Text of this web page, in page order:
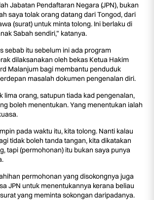
Jabatan Pendaftaran Negara (JPN), bukan
saya tolak orang datang dari Tongod, dari
(surat) untuk minta tolong. Ini berlaku di
Sabah sendiri,” katanya.
sebab itu sebelum ini ada program
dilaksanakan oleh bekas Ketua Hakim
Malanjum bagi membantu penduduk
masalah dokumen pengenalan diri.
lima orang, satupun tiada kad pengenalan,
boleh menentukan. Yang menentukan ialah
pada waktu itu, kita tolong. Nanti kalau
tidak boleh tanda tangan, kita dikatakan
tapi (permohonan) itu bukan saya punya
permohonan yang disokongnya juga
JPN untuk menentukannya kerana beliau
yang meminta sokongan daripadanya.